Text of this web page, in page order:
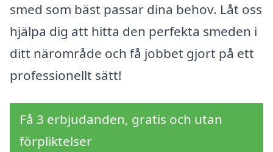
smed som bäst passar dina behov. Låt oss
hjälpa dig att hitta den perfekta smeden i
ditt närområde och få jobbet gjort på ett
professionellt sätt!
Få 3 erbjudanden, gratis och utan
förpliktelser